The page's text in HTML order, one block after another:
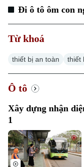
Xã hội
Nhịp sống Hà Nội
Ẩm thực
Thế giới
Tin tức
Quân sự
Người Việt 4 phương
Kinh tế
Tin tức
Cafe sáng
Tài chính Ngân hàng
Doanh nghiệp
Nhà đất
Tin tức
Đầu tư
Căn hộ
Đất đai
Tàu và Xe
Tàu
Giáo dục
Tin tức
Văn hóa
Đi ô tô ôm con
Từ khoá
thiết bị an toàn thiết
Ô tô
Xây dựng nhận
1